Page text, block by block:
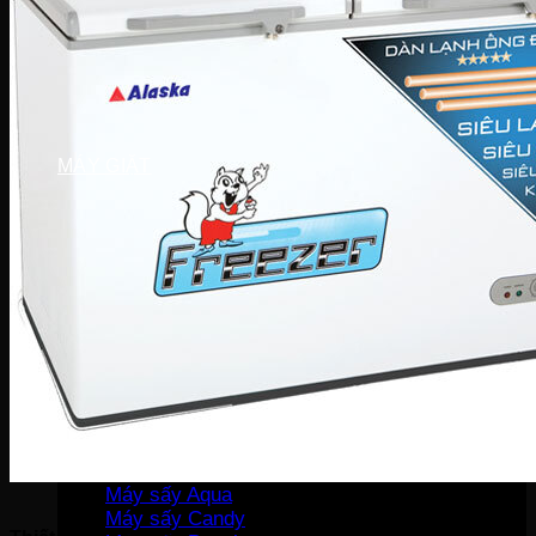
Điều hòa Ecool
Điều hòa Sunhouse
Điều hòa General
MÁY GIẶT
Máy giặt LG
Máy giặt Beko
Máy giặt Aqua
Máy giặt Sharp
Máy giặt Bosch
Máy giặt Electrolux
Máy sấy Aqua
Máy sấy Candy